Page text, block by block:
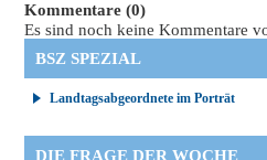
Kommentare (0)
Es sind noch keine Kommentare
BSZ SPEZIAL
Landtagsabgeordnete im Porträt
DIE FRAGE DER WOCHE